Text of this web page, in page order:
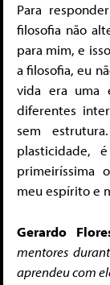
Para
filosofia não
para mim, e
a filosofia, eu
vida era uma
diferentes
sem
plasticidade,
primeiríssima
meu espírito e
Gerardo
mentores
aprendeu com